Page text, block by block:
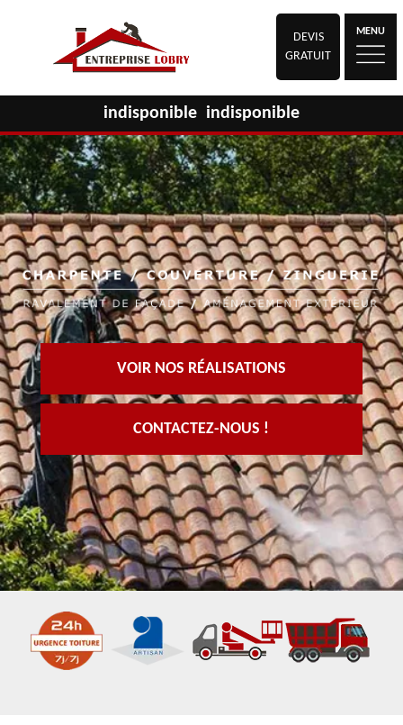
DEVIS
GRATUIT
MENU
indisponible indisponible
VOIR NOS RÉALISATIONS
CONTACTEZ-NOUS !